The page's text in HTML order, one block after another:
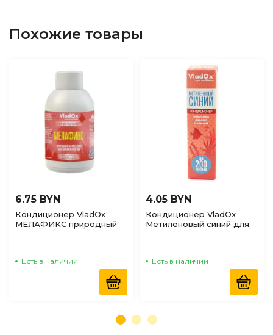
Похожие товары
6.75 BYN
Кондиционер VladOx
МЕЛАФИКС природный
Есть в наличии
4.05 BYN
Кондиционер VladOx
Метиленовый синий для
Есть в наличии